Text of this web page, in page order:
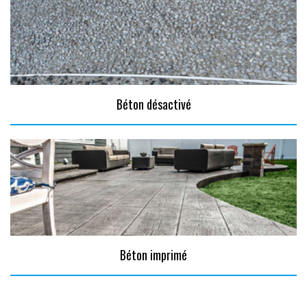
Béton désactivé
Béton imprimé